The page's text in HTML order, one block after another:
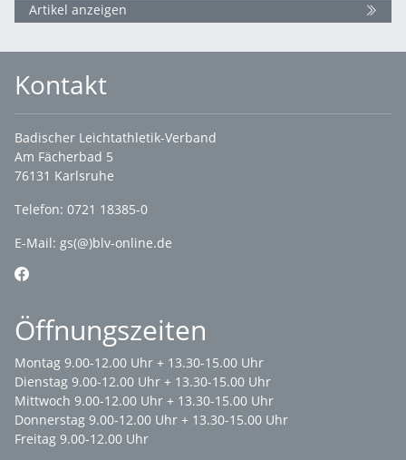
Artikel anzeigen
Kontakt
Badischer Leichtathletik-Verband
Am Fächerbad 5
76131 Karlsruhe
Telefon: 0721 18385-0
E-Mail: gs(@)blv-online.de
Öffnungszeiten
Montag 9.00-12.00 Uhr + 13.30-15.00 Uhr
Dienstag 9.00-12.00 Uhr + 13.30-15.00 Uhr
Mittwoch 9.00-12.00 Uhr + 13.30-15.00 Uhr
Donnerstag 9.00-12.00 Uhr + 13.30-15.00 Uhr
Freitag 9.00-12.00 Uhr